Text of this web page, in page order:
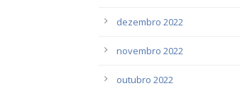
dezembro 2022
novembro 2022
outubro 2022